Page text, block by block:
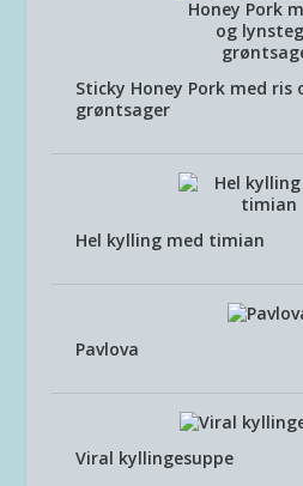
Sticky Honey Pork med
grøntsager
Hel kylling med timian
Pavlova
Viral kyllingesuppe